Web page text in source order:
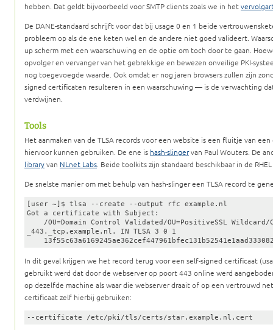
hebben. Dat geldt bijvoorbeeld voor SMTP clients zoals we in het
De DANE-standaard schrijft voor dat bij usage 0 en 1 beide
probleem op als de ene keten wel en de andere niet goed valideert.
up scherm met een waarschuwing en de optie om toch door te gaan.
opvolger en vervanger van het gebrekkige en bewezen onveilige PKI-
nog toegevoegde waarde. Ook omdat er nog jaren browsers zullen zijn
signed certificaten resulteren in een waarschuwing — is de verwachting
verdwijnen.
Tools
Het aanmaken van de TLSA records voor een website is een fluitje van
hiervoor kunnen gebruiken. De ene is hash-slingervan Paul Wouters. De
libraryvan NLnet Labs . Beide toolkits zijn standaard beschikbaar in de
De snelste manier om met behulp van hash-slinger een TLSA record te
[user ~]$ tlsa --create --output rfc example.nl
Got a certificate with Subject:
/OU=Domain Control Validated/OU=PositiveSSL Wildcard/
_443._tcp.example.nl. IN TLSA 3 0 1
In dit geval krijgen we het record terug voor een self-signed certificaat
gebruikt werd dat door de webserver op poort 443 online werd
op dezelfde machine als waar die webserver draait of op een vertrouwd
certificaat zelf hierbij gebruiken:
--certificate /etc/pki/tls/certs/star.example.nl.cert